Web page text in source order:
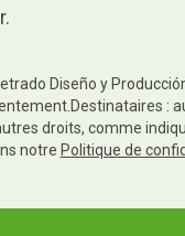
Diseño y
:
droits, comme
notre Politique de